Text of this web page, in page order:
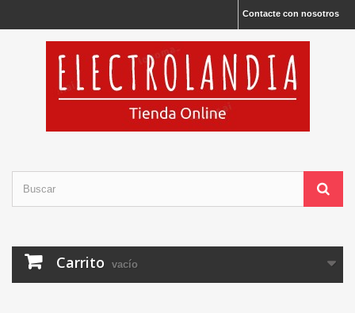
Contacte con nosotros
Carrito vacío